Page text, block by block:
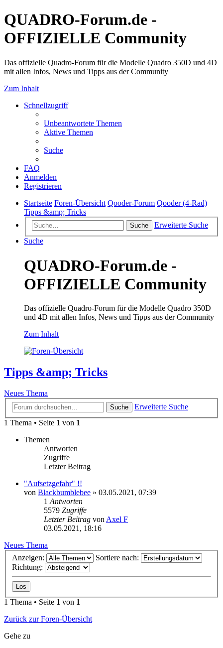
QUADRO-Forum.de -
OFFIZIELLE Community
Das offizielle Quadro-Forum für die Modelle Quadro 350D und 4D
mit allen Infos, News und Tipps aus der Community
Zum Inhalt
Schnellzugriff
Unbeantwortete Themen
Aktive Themen
Suche
FAQ
Anmelden
Registrieren
Startseite Foren-Übersicht Qooder-Forum Qooder (4-Rad)
Tipps &amp; Tricks
Suche
Erweiterte Suche
Suche
QUADRO-Forum.de -
OFFIZIELLE Community
Das offizielle Quadro-Forum für die Modelle Quadro 350D
und 4D mit allen Infos, News und Tipps aus der Community
Zum Inhalt
Tipps &amp; Tricks
Neues Thema
Suche
Erweiterte Suche
1 Thema • Seite 1 von 1
Themen
Antworten
Zugriffe
Letzter Beitrag
"Aufsetzgefahr" !!
von Blackbumblebee » 03.05.2021, 07:39
1 Antworten
5579 Zugriffe
Letzter Beitrag von Axel F
03.05.2021, 18:16
Neues Thema
Anzeigen:
Sortiere nach:
Richtung:
1 Thema • Seite 1 von 1
Zurück zur Foren-Übersicht
Gehe zu